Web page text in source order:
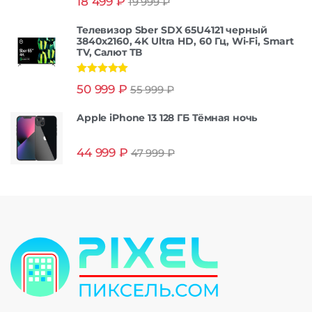
из 5
Телевизор Sber SDX 65U4121 черный
3840x2160, 4K Ultra HD, 60 Гц, Wi-Fi, Smart
TV, Салют ТВ
из 5
50 999 ₽ 55 999₽
Apple iPhone 13 128 ГБ Тёмная ночь
44 999 ₽ 47 999₽